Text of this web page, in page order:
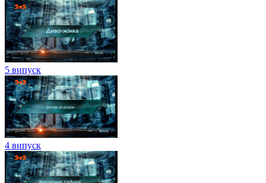
5 випуск
4 випуск